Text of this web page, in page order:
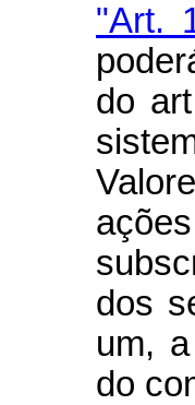
"Art.
do
dos
um,
do